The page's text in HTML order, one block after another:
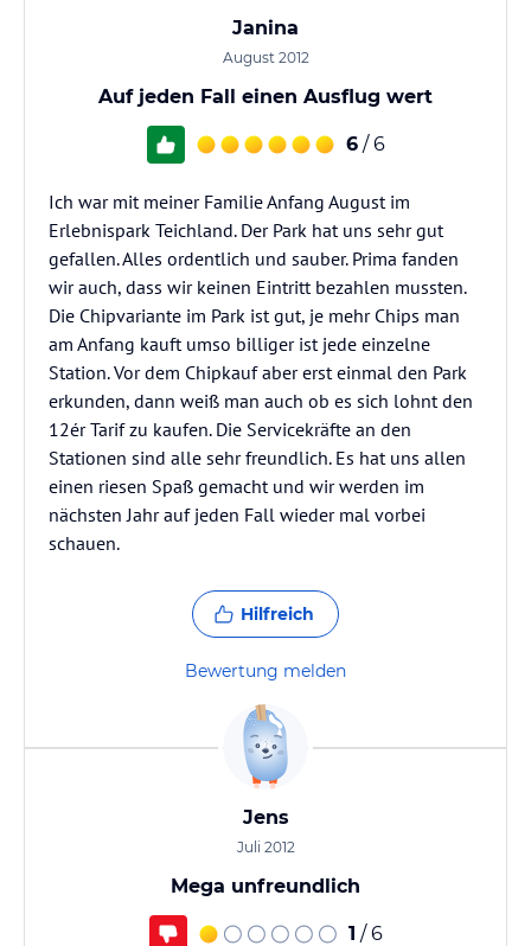
Janina
August 2012
Auf jeden Fall einen Ausflug wert
6 / 6
Ich war mit meiner Familie Anfang August im
Erlebnispark Teichland. Der Park hat uns sehr gut
gefallen. Alles ordentlich und sauber. Prima fanden
wir auch, dass wir keinen Eintritt bezahlen mussten.
Die Chipvariante im Park ist gut, je mehr Chips man
am Anfang kauft umso billiger ist jede einzelne
Station. Vor dem Chipkauf aber erst einmal den Park
erkunden, dann weiß man auch ob es sich lohnt den
12ér Tarif zu kaufen. Die Servicekräfte an den
Stationen sind alle sehr freundlich. Es hat uns allen
einen riesen Spaß gemacht und wir werden im
nächsten Jahr auf jeden Fall wieder mal vorbei
schauen.
Hilfreich
Bewertung melden
Jens
Juli 2012
Mega unfreundlich
1 / 6